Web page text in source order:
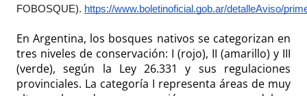
FOBOSQUE). https://www.boletinoficial.gob.ar/detalleAviso/
En Argentina, los bosques nativos se categorizan en
tres niveles de conservación: I (rojo), II (amarillo) y III
(verde), según la Ley 26.331 y sus regulaciones
provinciales. La categoría I representa áreas de muy